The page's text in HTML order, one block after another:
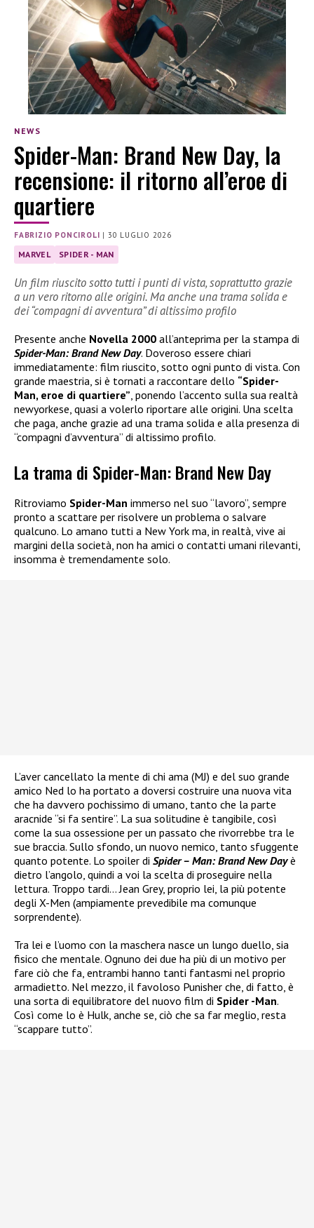
NEWS
Spider-Man: Brand New Day, la
recensione: il ritorno all’eroe di
quartiere
FABRIZIO PONCIROLI | 30 LUGLIO 2026
MARVEL SPIDER - MAN
Un film riuscito sotto tutti i punti di vista, soprattutto grazie
a un vero ritorno alle origini. Ma anche una trama solida e
dei “compagni di avventura” di altissimo profilo
Presente anche Novella 2000 all’anteprima per la stampa di
Spider-Man: Brand New Day. Doveroso essere chiari
immediatamente: film riuscito, sotto ogni punto di vista. Con
grande maestria, si è tornati a raccontare dello “Spider-
Man, eroe di quartiere”, ponendo l’accento sulla sua realtà
newyorkese, quasi a volerlo riportare alle origini. Una scelta
che paga, anche grazie ad una trama solida e alla presenza di
“compagni d’avventura” di altissimo profilo.
La trama di Spider-Man: Brand New Day
Ritroviamo Spider-Man immerso nel suo “lavoro”, sempre
pronto a scattare per risolvere un problema o salvare
qualcuno. Lo amano tutti a New York ma, in realtà, vive ai
margini della società, non ha amici o contatti umani rilevanti,
insomma è tremendamente solo.
L’aver cancellato la mente di chi ama (MJ) e del suo grande
amico Ned lo ha portato a doversi costruire una nuova vita
che ha davvero pochissimo di umano, tanto che la parte
aracnide “si fa sentire”. La sua solitudine è tangibile, così
come la sua ossessione per un passato che rivorrebbe tra le
sue braccia. Sullo sfondo, un nuovo nemico, tanto sfuggente
quanto potente. Lo spoiler di Spider – Man: Brand New Dayè
dietro l’angolo, quindi a voi la scelta di proseguire nella
lettura. Troppo tardi… Jean Grey, proprio lei, la più potente
degli X-Men (ampiamente prevedibile ma comunque
sorprendente).
Tra lei e l’uomo con la maschera nasce un lungo duello, sia
fisico che mentale. Ognuno dei due ha più di un motivo per
fare ciò che fa, entrambi hanno tanti fantasmi nel proprio
armadietto. Nel mezzo, il favoloso Punisher che, di fatto, è
una sorta di equilibratore del nuovo film di Spider -Man.
Così come lo è Hulk, anche se, ciò che sa far meglio, resta
“scappare tutto”.